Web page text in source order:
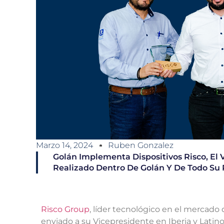
Marzo 14, 2024
Ruben Gonzalez
Golán Implementa Dispositivos Risco, El
Realizado Dentro De Golán Y De Todo
Risco Group, líder tecnológico en el
enviado a su Vicepresidente en Iberia y